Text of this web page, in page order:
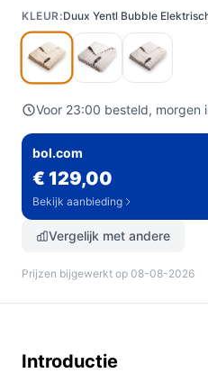
KLEUR:Duux Yentl Bubble
Voor 23:00 besteld, morgen
bol.com
€ 129,00
Bekijk aanbieding
Vergelijk met andere
Prijzen bijgewerkt op 08-08-2026
Introductie